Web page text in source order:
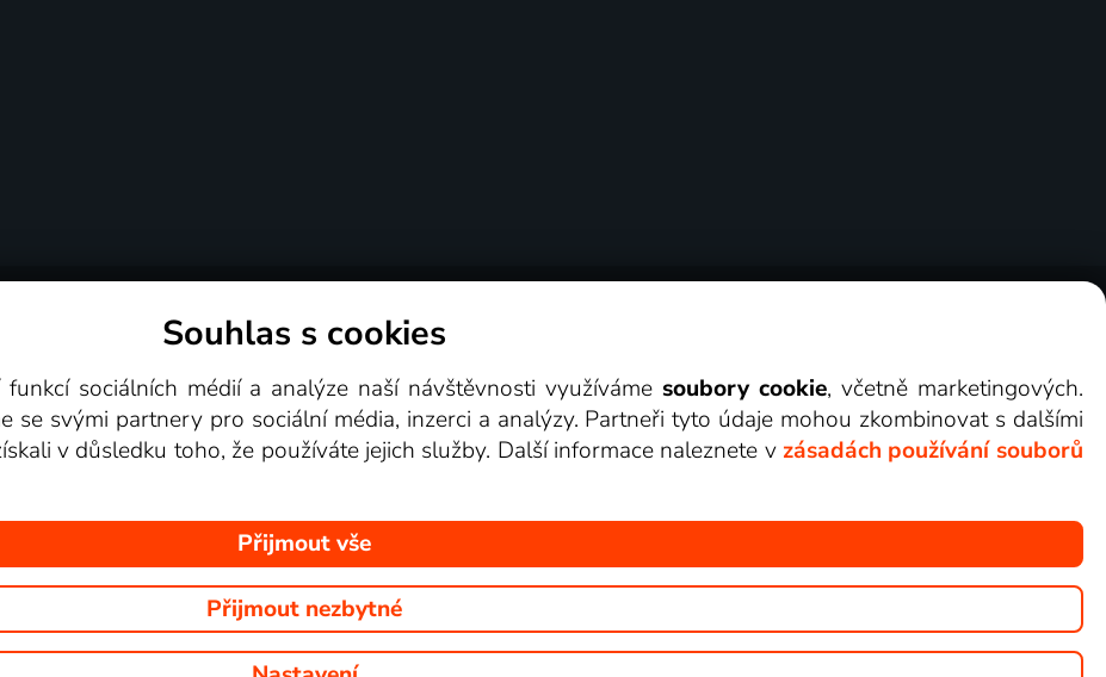
Videotéka
Na tomto webu jsou zobrazovány obrázky z pořadů TV stanic, které můžete sledovat v Lepší.TV.
Souhlas s cookies
sociálních médií a analýze naší návštěvnosti využívámesoubory cookie, včetně marketingových.
se svými partnery pro sociální média, inzerci a analýzy. Partneři tyto údaje mohou zkombinovat s dalšími
v důsledku toho, že používáte jejich služby. Další informace naleznete v zásadách používání souborů
Přijmout vše
Přijmout nezbytné